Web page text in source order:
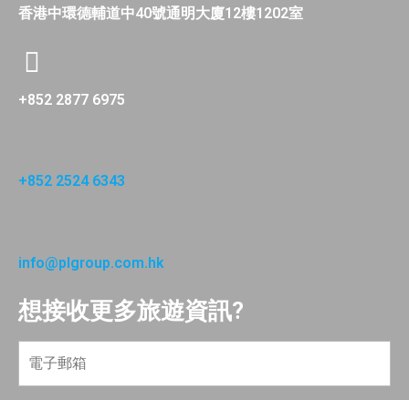
香港中環德輔道中40號通明大廈12樓1202室
+852 2877 6975
+852 2524 6343
info@plgroup.com.hk
想接收更多旅遊資訊?